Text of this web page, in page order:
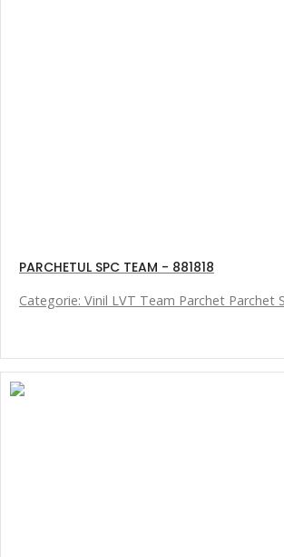
PARCHETUL SPC TEAM - 881818
Categorie: Vinil LVT Team Parchet Parchet